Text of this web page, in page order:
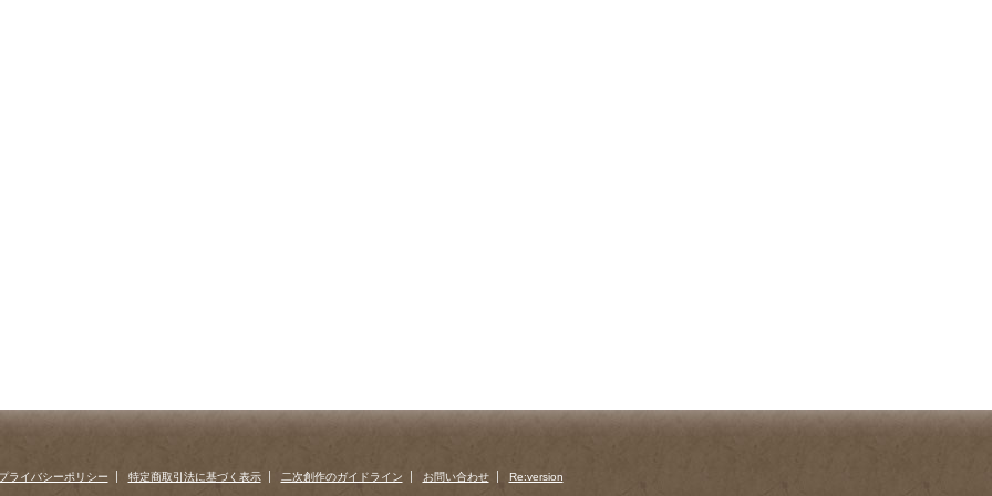
ライバシーポリシー 特定商取引法に基づく表示 二次創作のガイドライン お問い合わせ Re:version